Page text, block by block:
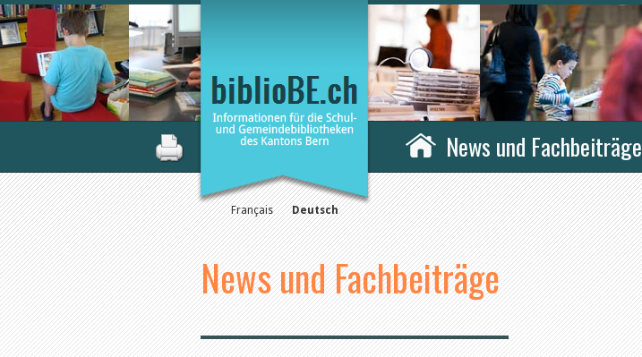
Français Deutsch
News und Fachbeiträge
News und Fachbeiträge